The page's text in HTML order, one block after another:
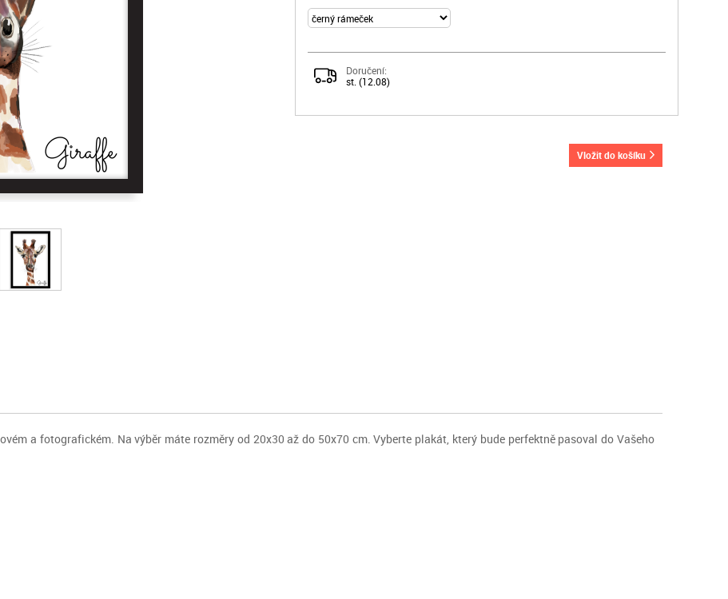
Giraffe
Doručení:
st. (12.08)
vložit do košíku
a fotografickém. Na výběr máte rozměry od 20x30 až do 50x70 cm. Vyberte plakát, který bude perfektně pasoval do Vašeho